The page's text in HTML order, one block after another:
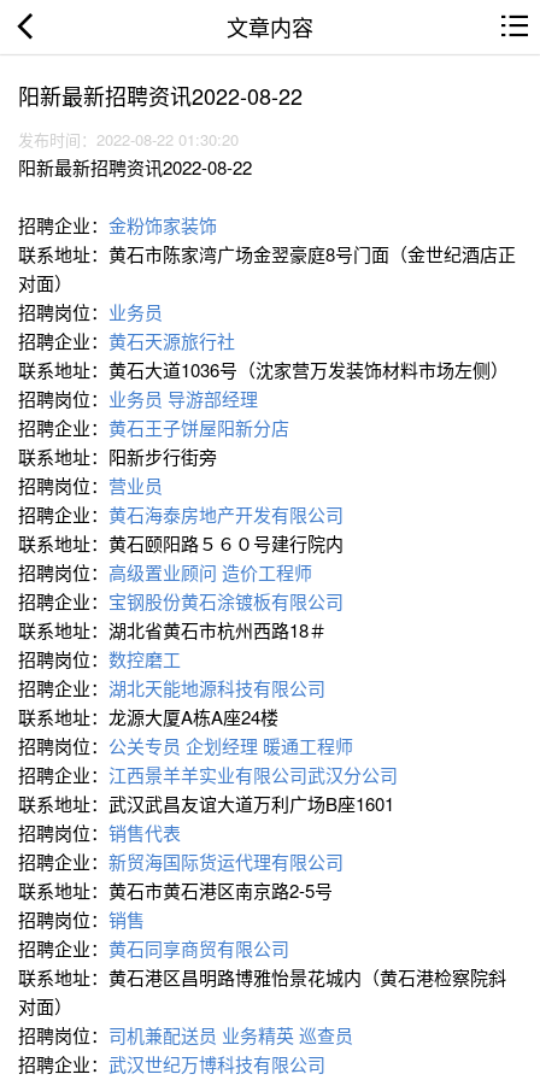
文章内容
阳新最新招聘资讯2022-08-22
发布时间：2022-08-22 01:30:20
阳新最新招聘资讯2022-08-22
招聘企业： 金粉饰家装饰
联系地址：黄石市陈家湾广场金翌豪庭8号门面（金世纪酒店正
对面）
招聘岗位： 业务员
招聘企业： 黄石天源旅行社
联系地址：黄石大道1036号（沈家营万发装饰材料市场左侧）
招聘岗位： 业务员 导游部经理
招聘企业： 黄石王子饼屋阳新分店
联系地址：阳新步行街旁
招聘岗位： 营业员
招聘企业： 黄石海泰房地产开发有限公司
联系地址：黄石颐阳路５６０号建行院内
招聘岗位： 高级置业顾问 造价工程师
招聘企业： 宝钢股份黄石涂镀板有限公司
联系地址：湖北省黄石市杭州西路18＃
招聘岗位： 数控磨工
招聘企业： 湖北天能地源科技有限公司
联系地址：龙源大厦A栋A座24楼
招聘岗位： 公关专员 企划经理 暖通工程师
招聘企业： 江西景羊羊实业有限公司武汉分公司
联系地址：武汉武昌友谊大道万利广场B座1601
招聘岗位： 销售代表
招聘企业： 新贸海国际货运代理有限公司
联系地址：黄石市黄石港区南京路2-5号
招聘岗位： 销售
招聘企业： 黄石同享商贸有限公司
联系地址：黄石港区昌明路博雅怡景花城内（黄石港检察院斜
对面）
招聘岗位： 司机兼配送员 业务精英巡查员
招聘企业： 武汉世纪万博科技有限公司